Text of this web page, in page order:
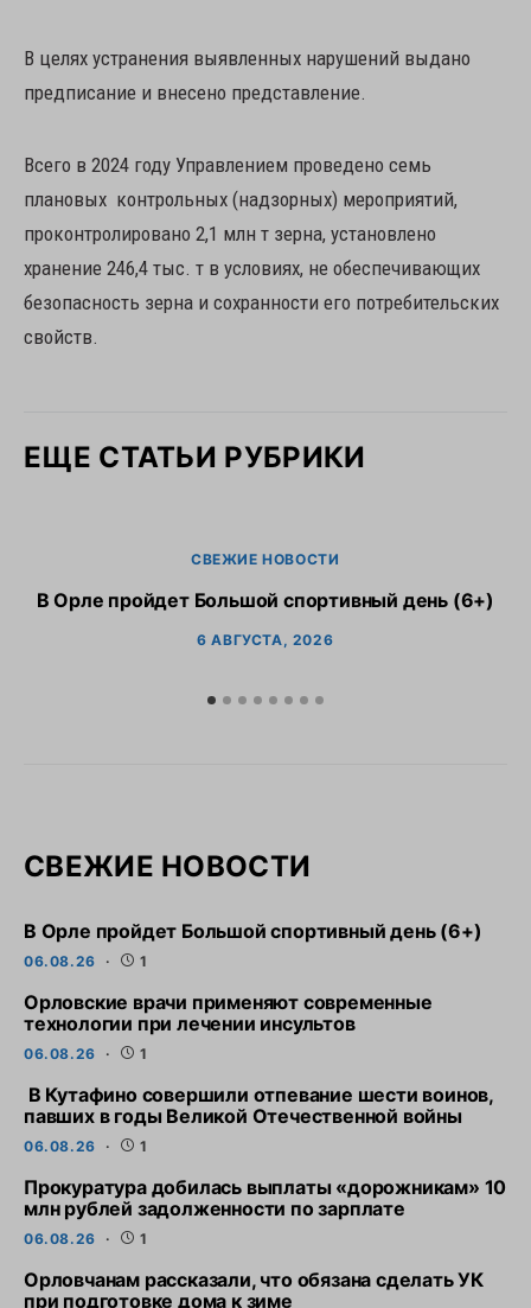
В целях устранения выявленных нарушений выдано
предписание и внесено представление.
Всего в 2024 году Управлением проведено семь
плановых контрольных (надзорных) мероприятий,
проконтролировано 2,1 млн т зерна, установлено
хранение 246,4 тыс. т в условиях, не обеспечивающих
безопасность зерна и сохранности его потребительских
свойств.
ЕЩЕ СТАТЬИ РУБРИКИ
СВЕЖИЕ НОВОСТИ
В Орле пройдет Большой спортивный день (6+)
6 АВГУСТА, 2026
СВЕЖИЕ НОВОСТИ
В Орле пройдет Большой спортивный день (6+)
06.08.26 1
Орловские врачи применяют современные
технологии при лечении инсультов
06.08.26 1
В Кутафино совершили отпевание шести воинов,
павших в годы Великой Отечественной войны
06.08.26 1
Прокуратура добилась выплаты «дорожникам» 10
млн рублей задолженности по зарплате
06.08.26 1
Орловчанам рассказали, что обязана сделать УК
при подготовке дома к зиме